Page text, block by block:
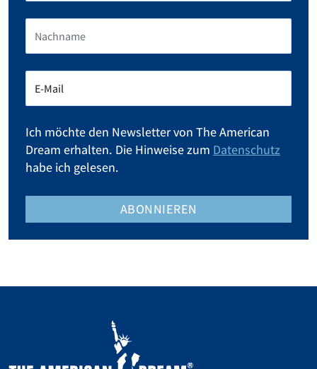
Ich möchte den Newsletter von The American
Dream erhalten. Die Hinweise zum Datenschutz
habe ich gelesen.
ABONNIEREN